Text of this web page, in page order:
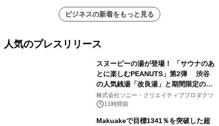
ビジネスの新着をもっと見る
人気のプレスリリース
スヌーピーの湯が登場！ 「サウナのあ
とに楽しむPEANUTS」第2弾 渋谷
の人気銭湯「改良湯」と期間限定のコ
ラボレーション サウナイキタイコラ
ボグッズも発売決定！
株式会社ソニー・クリエイティブプロダクツ
11時間前
Makuakeで目標1341％を突破した超